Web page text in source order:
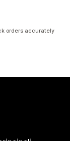
orders accurately